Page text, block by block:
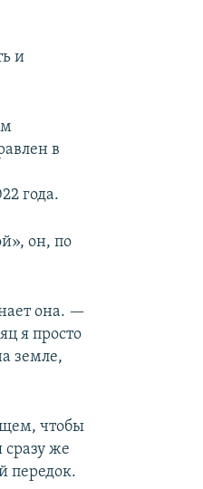
и
в
года.
он, по
она. —
я просто
земле,
чтобы
сразу же
передок.